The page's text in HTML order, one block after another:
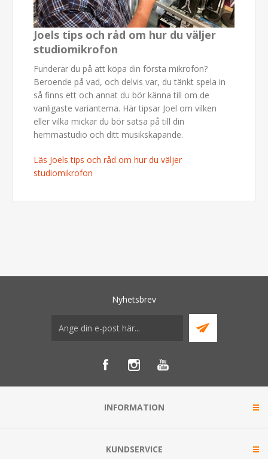
Joels tips och råd om hur du väljer
studiomikrofon
Funderar du på att köpa din första mikrofon?
Beroende på vad, och delvis var, du tänkt spela in
så finns ett och annat du bör känna till om de
vanligaste varianterna. Här tipsar Joel om vilken
eller vilka mickar du bör satsa på till din
hemmastudio och ditt musikskapande.
Läs Joels tips och råd om hur du väljer
studiomikrofon
Nyhetsbrev
INFORMATION
KUNDSERVICE